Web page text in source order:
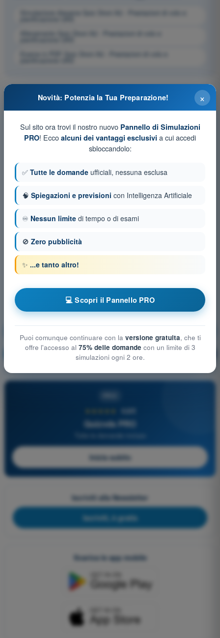
Simulazione d'esame Quiz Droni A2 - Prestazioni di volo e
Allenamento Quiz Droni A2 - Prestazioni di volo e
Esame in PDF Quiz Droni A2 - Prestazioni di volo e
🔒 PRO Spiegazione domanda
4,6/5
Quizvds PRO
Inizia subito
Iscriviti alla Newsletter
Iscriviti, è gratis
Scarica le app mobile
×
Novità: Potenzia la Tua Preparazione!
Sul sito ora trovi il nostro nuovo Pannello di Simulazioni
PRO! Ecco alcuni dei vantaggi esclusivi a cui accedi
sbloccandolo:
✅ Tutte le domande ufficiali, nessuna esclusa
🧠 Spiegazioni e previsioni con Intelligenza Artificiale
♾️ Nessun limite di tempo o di esami
🚫 Zero pubblicità
✨ ...e tanto altro!
💻 Scopri il Pannello PRO
Puoi comunque continuare con la versione gratuita, che ti
offre l'accesso al 75% delle domande con un limite di 3
simulazioni ogni 2 ore.